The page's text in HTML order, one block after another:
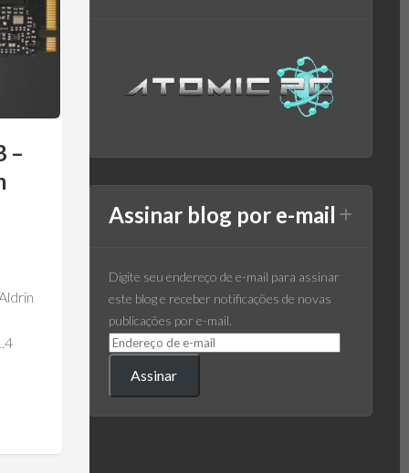
–
Assinar blog por e-mail
Digite seu endereço de e-mail para assinar
este blog e receber notificações de novas
publicações por e-mail.
Assinar